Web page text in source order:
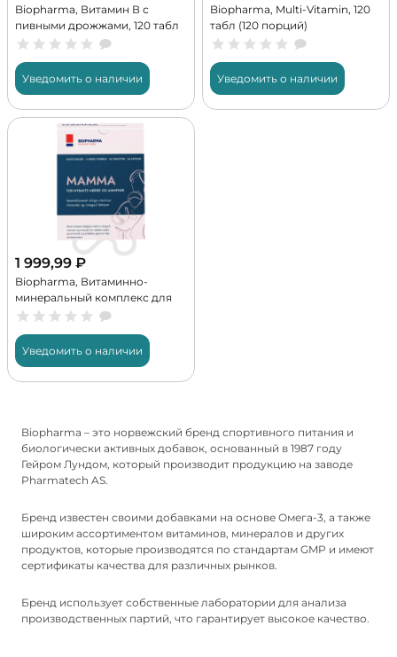
Biopharma, Витамин В с
пивными дрожжами, 120 табл
(120 порций)
Уведомить о наличии
Biopharma, Multi-Vitamin, 120
табл (120 порций)
Уведомить о наличии
1 999,99 ₽
Biopharma, Витаминно-
минеральный комплекс для
беременных и кормящих, 56
Уведомить о наличии
Biopharma – это норвежский бренд спортивного питания и
биологически активных добавок, основанный в 1987 году
Гейром Лундом, который производит продукцию на заводе
Pharmatech AS.
Бренд известен своими добавками на основе Омега-3, а также
широким ассортиментом витаминов, минералов и других
продуктов, которые производятся по стандартам GMP и имеют
сертификаты качества для различных рынков.
Бренд использует собственные лаборатории для анализа
производственных партий, что гарантирует высокое качество.